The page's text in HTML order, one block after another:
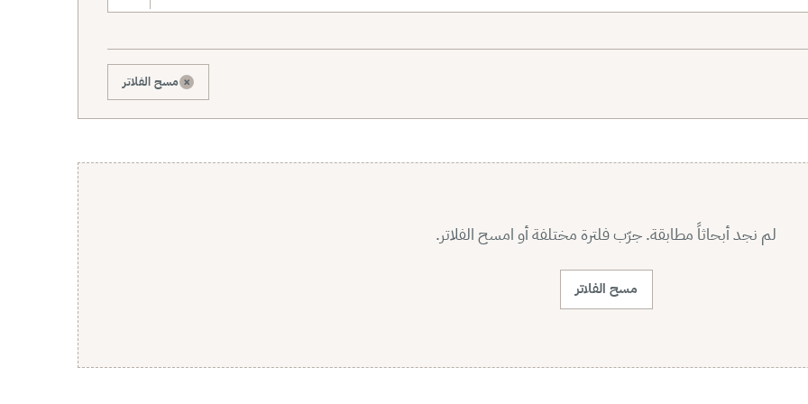
× مسح الفلاتر
لم نجد أبحاثاً مطابقة. جرّب فلترة مختلفة أو امسح الفلاتر.
مسح الفلاتر